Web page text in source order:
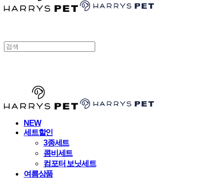
NEW
세트할인
3종세트
콤비세트
컴포터 보닛세트
여름상품